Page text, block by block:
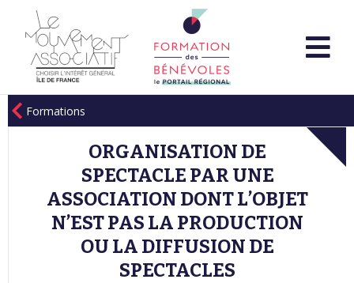
Formations
ORGANISATION DE
SPECTACLE PAR UNE
ASSOCIATION DONT L’OBJET
N’EST PAS LA PRODUCTION
OU LA DIFFUSION DE
SPECTACLES